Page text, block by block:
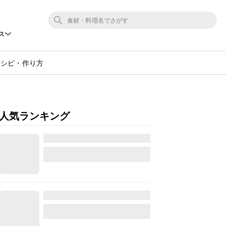
ピ・作り方
人気ランキング